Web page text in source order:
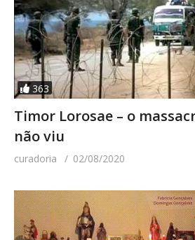
363
Timor Lorosae – o
não viu
curadoria 02/08/2020